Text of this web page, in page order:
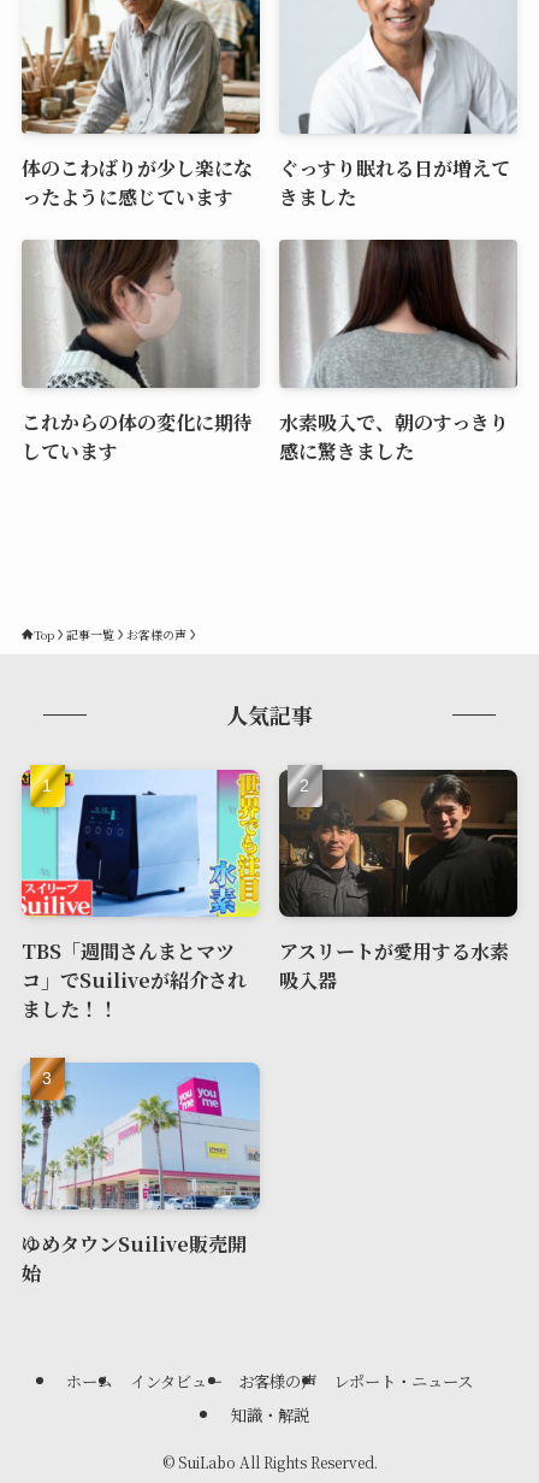
体のこわばりが少し楽にな
ったように感じています
ぐっすり眠れる日が増えて
きました
これからの体の変化に期待
しています
水素吸入で、朝のすっきり
感に驚きました
Top 記事一覧 お客様の声
人気記事
TBS「週間さんまとマツ
コ」でSuiliveが紹介され
ました！！
アスリートが愛用する水素
吸入器
ゆめタウンSuilive販売開
始
ホーム インタビュー お客様の声
レポート・ニュース
知識・解説
©SuiLabo All Rights Reserved.